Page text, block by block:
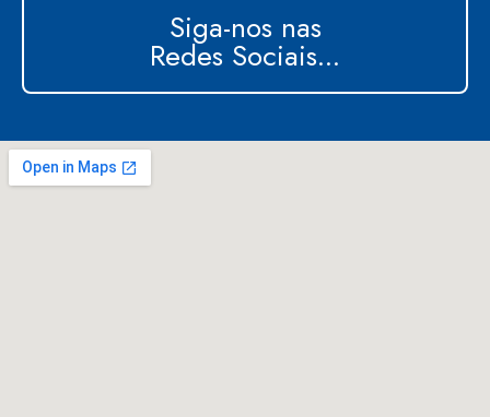
Siga-nos nas
Redes Sociais...